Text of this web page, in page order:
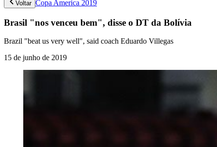
Voltar Copa America 2019
Brasil "nos venceu bem", disse o DT da Bolívia
Brazil "beat us very well", said coach Eduardo Villegas
15 de junho de 2019